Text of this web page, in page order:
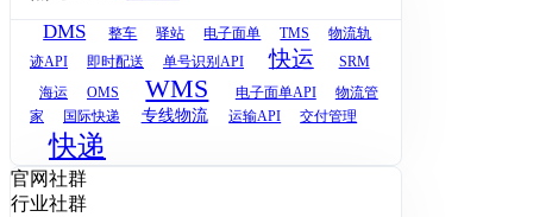
DMS 整车 驿站 电子面单 TMS
物流轨
迹API
即时配送 单号识别API 快运
SRM
海运
OMS WMS 电子面单API
物流管
家
国际快递 专线物流 运输API 交付管理
快递
官网社群
行业社群